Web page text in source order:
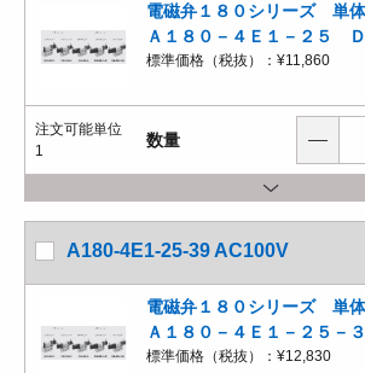
電磁弁１８０シリーズ 単
Ａ１８０－４Ｅ１－２５
標準価格（税抜）： ¥11,860
注文可能単位
1
数量
A180-4E1-25-39 AC100V
電磁弁１８０シリーズ 単
Ａ１８０－４Ｅ１－２５－
標準価格（税抜）： ¥12,830